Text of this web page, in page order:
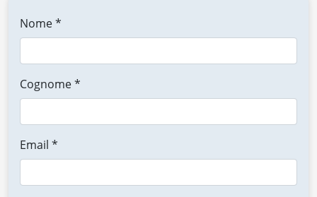
Nome *
Cognome *
Email *